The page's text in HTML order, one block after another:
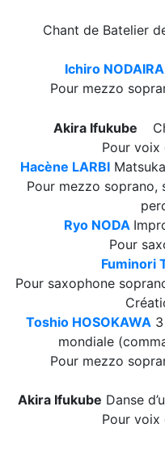
Chant de Batelier
Ichiro NODAIRA
Pour mezzo
Akira Ifukube
Pour voix
Hacène LARBI
Pour mezzo soprano,
Ryo NODA
Pour
Fuminori
Pour saxophone
Toshio HOSOKAWA
mondiale
Pour mezzo
Akira Ifukube Danse
Pour voix